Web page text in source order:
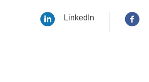
LinkedIn